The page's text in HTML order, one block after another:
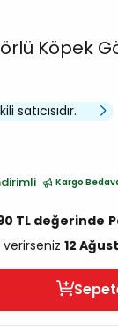
Köpek
satıcısıdır.
Kargo
TL değerinde
12